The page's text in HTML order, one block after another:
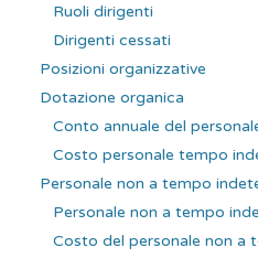
Ruoli dirigenti
Dirigenti cessati
Posizioni organizzative
Dotazione organica
Conto annuale del
Costo personale tempo
Personale non a tempo
Personale non a tempo
Costo del personale non a